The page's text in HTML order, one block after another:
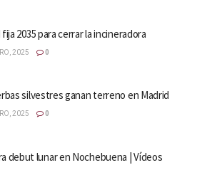
2035 para cerrar la incineradora
2025 0
silvestres ganan terreno en Madrid
2025 0
debut lunar en Nochebuena | Vídeos